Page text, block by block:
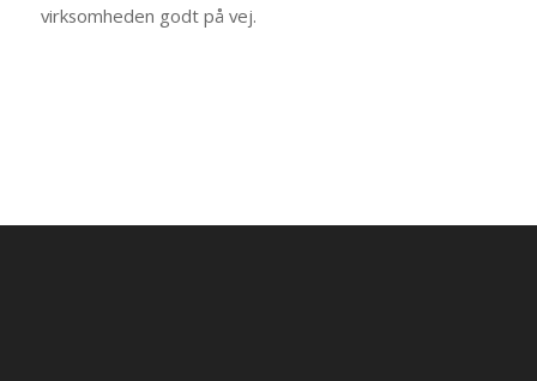
virksomheden godt på vej.